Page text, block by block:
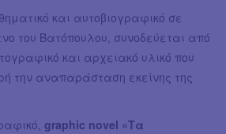
και αυτοβιογραφικό σε
του Βατόπουλου, συνοδεύεται από
και αρχειακό υλικό που
την αναπαράσταση εκείνης της
graphic novel «Τα